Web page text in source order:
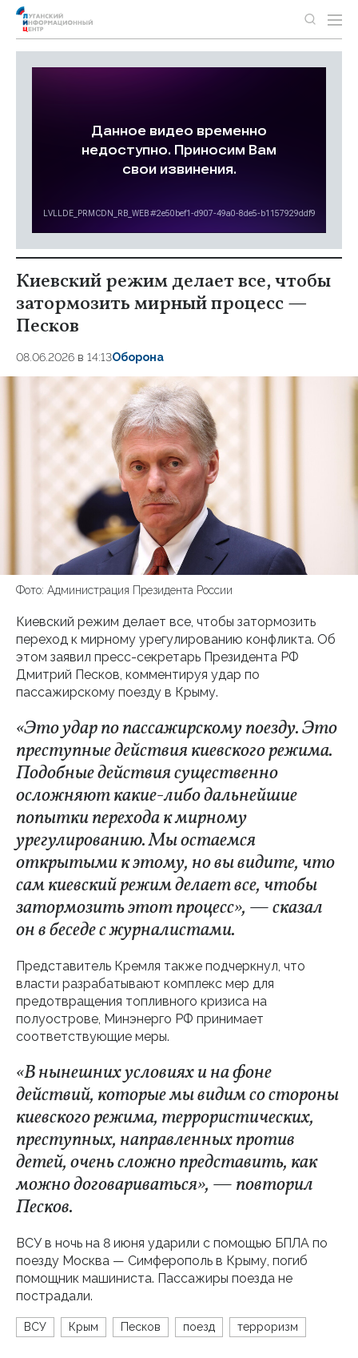
Киевский режим делает все, чтобы
затормозить мирный процесс —
Песков
08.06.2026 в 14:13Оборона
Фото: Администрация Президента России
Киевский режим делает все, чтобы затормозить
переход к мирному урегулированию конфликта. Об
этом заявил пресс-секретарь Президента РФ
Дмитрий Песков, комментируя удар по
пассажирскому поезду в Крыму.
«Это удар по пассажирскому поезду. Это
преступные действия киевского режима.
Подобные действия существенно
осложняют какие-либо дальнейшие
попытки перехода к мирному
урегулированию. Мы остаемся
открытыми к этому, но вы видите, что
сам киевский режим делает все, чтобы
затормозить этот процесс», — сказал
он в беседе с журналистами.
Представитель Кремля также подчеркнул, что
власти разрабатывают комплекс мер для
предотвращения топливного кризиса на
полуострове, Минэнерго РФ принимает
соответствующие меры.
«В нынешних условиях и на фоне
действий, которые мы видим со стороны
киевского режима, террористических,
преступных, направленных против
детей, очень сложно представить, как
можно договариваться», — повторил
Песков.
ВСУ в ночь на 8 июня ударили с помощью БПЛА по
поезду Москва — Симферополь в Крыму, погиб
помощник машиниста. Пассажиры поезда не
пострадали.
ВСУ Крым Песков поезд терроризм